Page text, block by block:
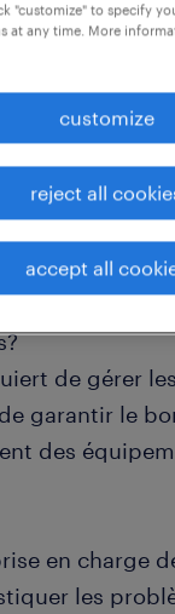
poste
de gérer
garantir le
des
en charge
les
"customize" to specify
at any time. More
customize
reject all
accept all